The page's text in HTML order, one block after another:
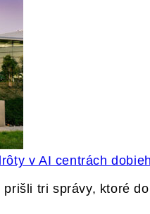
v AI centrách
tri správy, ktoré